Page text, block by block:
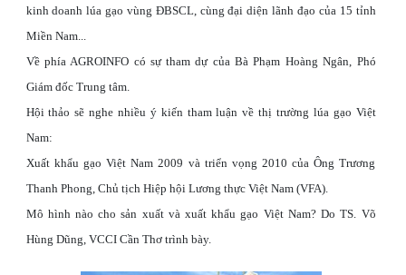
kinh doanh lúa gạo vùng ĐBSCL, cùng đại diện lãnh đạo của 15 tỉnh
Miền Nam...
Về phía AGROINFO có sự tham dự của Bà Phạm Hoàng Ngân, Phó
Giám đốc Trung tâm.
Hội thảo sẽ nghe nhiều ý kiến tham luận về thị trường lúa gạo Việt
Nam:
Xuất khẩu gạo Việt Nam 2009 và triển vọng 2010 của Ông Trương
Thanh Phong, Chủ tịch Hiệp hội Lương thực Việt Nam (VFA).
Mô hình nào cho sản xuất và xuất khẩu gạo Việt Nam? Do TS. Võ
Hùng Dũng, VCCI Cần Thơ trình bày.